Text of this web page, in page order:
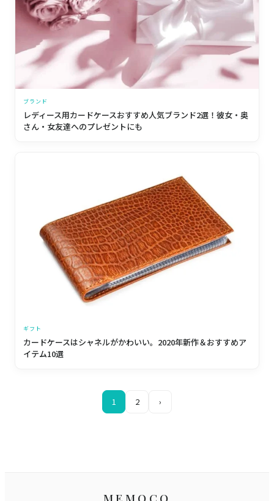
ブランド
レディース用カードケースおすすめ人気ブランド2選！彼女・奥
さん・女友達へのプレゼントにも
ギフト
カードケースはシャネルがかわいい。2020年新作＆おすすめア
イテム10選
1 2 ›
MEMOCO